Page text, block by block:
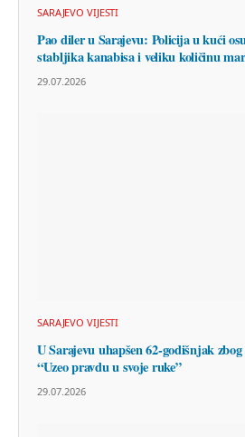
SARAJEVO VIJESTI
Pao diler u Sarajevu: Policija u kući
stabljika kanabisa i veliku količinu
29.07.2026
SARAJEVO VIJESTI
U Sarajevu uhapšen 62-godišnjak
“Uzeo pravdu u svoje ruke”
29.07.2026